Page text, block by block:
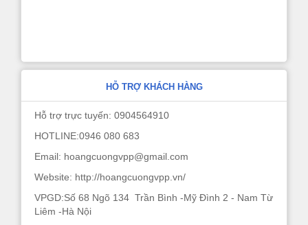
HỖ TRỢ KHÁCH HÀNG
Hỗ trợ trực tuyến: 0904564910
HOTLINE:0946 080 683
Email: hoangcuongvpp@gmail.com
Website: http://hoangcuongvpp.vn/
VPGD:Số 68 Ngõ 134 Trần Bình -Mỹ Đình 2 - Nam Từ
Liêm -Hà Nội